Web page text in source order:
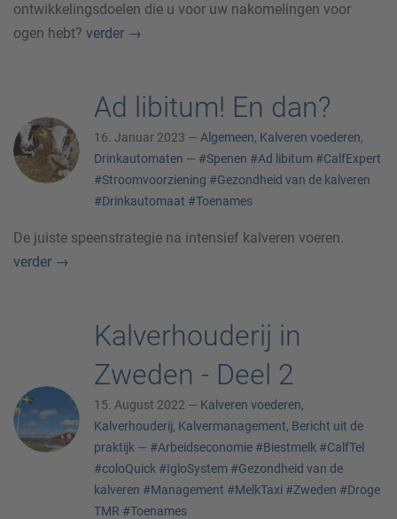
ontwikkelingsdoelen die u voor uw nakomelingen voor
ogen hebt? verder →
Ad libitum! En dan?
16. Januar 2023 — Algemeen, Kalveren voederen,
Drinkautomaten — #Spenen #Ad libitum #CalfExpert
#Stroomvoorziening #Gezondheid van de kalveren
#Drinkautomaat #Toenames
De juiste speenstrategie na intensief kalveren voeren.
verder →
Kalverhouderij in
Zweden - Deel 2
15. August 2022 — Kalveren voederen,
Kalverhouderij, Kalvermanagement, Bericht uit de
praktijk — #Arbeidseconomie #Biestmelk #CalfTel
#coloQuick #IgloSystem #Gezondheid van de
kalveren #Management #MelkTaxi #Zweden #Droge
TMR #Toenames